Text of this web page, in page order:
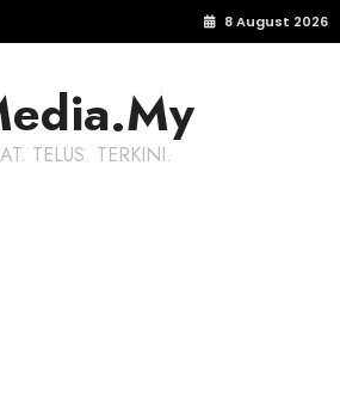
8 August 2026
TELUS. TERKINI.